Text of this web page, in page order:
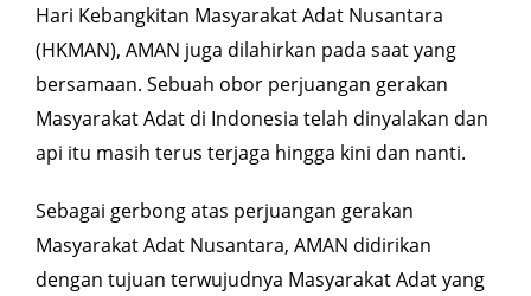
Hari Kebangkitan Masyarakat Adat Nusantara
(HKMAN), AMAN juga dilahirkan pada saat yang
bersamaan. Sebuah obor perjuangan gerakan
Masyarakat Adat di Indonesia telah dinyalakan dan
api itu masih terus terjaga hingga kini dan nanti.
Sebagai gerbong atas perjuangan gerakan
Masyarakat Adat Nusantara, AMAN didirikan
dengan tujuan terwujudnya Masyarakat Adat yang